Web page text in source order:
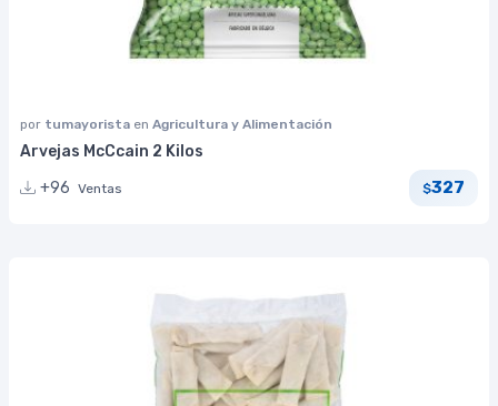
por tumayorista en Agricultura y Alimentación
Arvejas McCcain 2 Kilos
+96 Ventas $327